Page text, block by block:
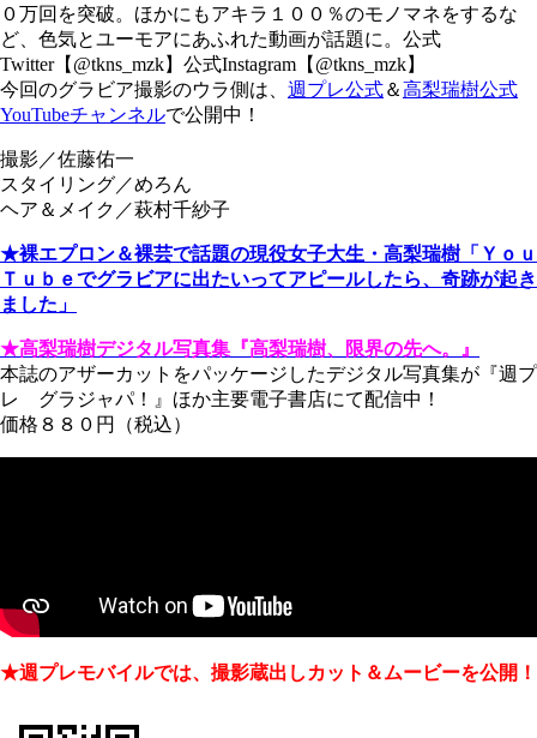
０万回を突破。ほかにもアキラ１００％のモノマネをするな
ど、色気とユーモアにあふれた動画が話題に。公式
Twitter【@tkns_mzk】公式Instagram【@tkns_mzk】
今回のグラビア撮影のウラ側は、 週プレ公式＆高梨瑞樹公式
YouTubeチャンネルで公開中！
撮影／佐藤佑一
スタイリング／めろん
ヘア＆メイク／萩村千紗子
★裸エプロン＆裸芸で話題の現役女子大生・高梨瑞樹 「Ｙｏｕ
Ｔｕｂｅでグラビアに出たいってアピールしたら、奇跡が起き
ました」
★高梨瑞樹デジタル写真集『高梨瑞樹、限界の先へ。』
本誌のアザーカットをパッケージしたデジタル写真集が『週プ
レ グラジャパ！』ほか主要電子書店にて配信中！
価格８８０円（税込）
★週プレモバイルでは、撮影蔵出しカット＆ムービーを公開！